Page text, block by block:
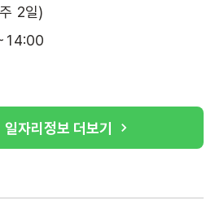
2일)
일자리정보 더보기